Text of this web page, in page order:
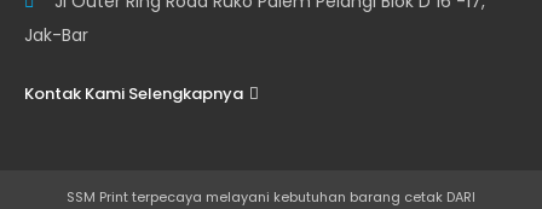
Jak-Bar
Kontak Kami Selengkapnya
SSM Print terpecaya melayani kebutuhan barang cetak DARI